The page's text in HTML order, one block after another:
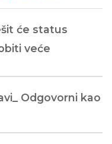
će status
veće
Odgovorni kao